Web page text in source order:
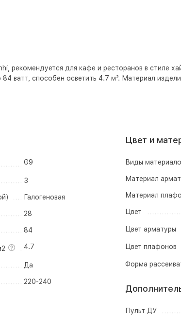
рекомендуется для кафе и ресторанов в стиле
способен осветить 4.7 м². Материал
G9
3
Галогеновая
28
84
4.7
Да
220-240
Цвет и
Виды
Материал
Материал
Цвет
Цвет арматуры
Цвет плафонов
Форма
Пульт ДУ